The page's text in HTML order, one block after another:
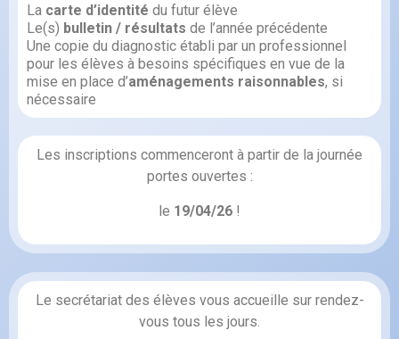
La carte d’identité du futur élève
Le(s) bulletin / résultats de l’année précédente
Une copie du diagnostic établi par un professionnel
pour les élèves à besoins spécifiques en vue de la
mise en place d’aménagements raisonnables, si
nécessaire
Les inscriptions commenceront à partir de la journée
portes ouvertes :
le 19/04/26 !
Le secrétariat des élèves vous accueille sur rendez-
vous tous les jours.